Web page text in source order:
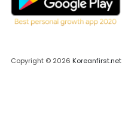
Copyright © 2026 Koreanfirst.net